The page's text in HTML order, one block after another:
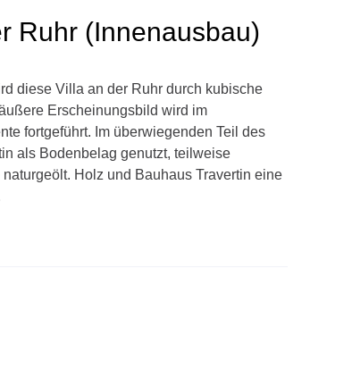
Ruhr (Innenausbau)
diese Villa an der Ruhr durch kubische
Erscheinungsbild wird im
fortgeführt. Im überwiegenden Teil des
als Bodenbelag genutzt, teilweise
Holz und Bauhaus Travertin eine